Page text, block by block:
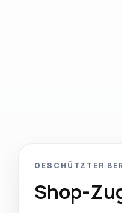
GESCHÜTZTER
Shop-